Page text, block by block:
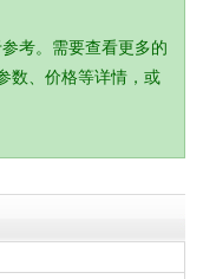
考。需要查看更多的
数、价格等详情，或